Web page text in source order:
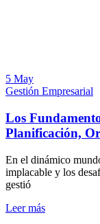
5 May
Gestión Empresarial
Los
Planificación,
En el dinámico
implacable y los
gestió
Leer más